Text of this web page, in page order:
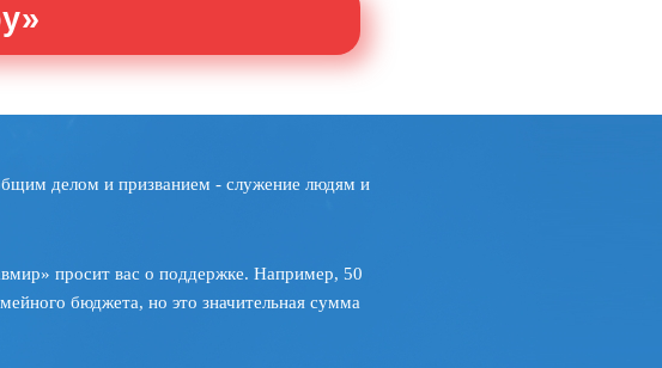
делом и призванием - служение людям и
просит вас о поддержке. Например, 50
бюджета, но это значительная сумма